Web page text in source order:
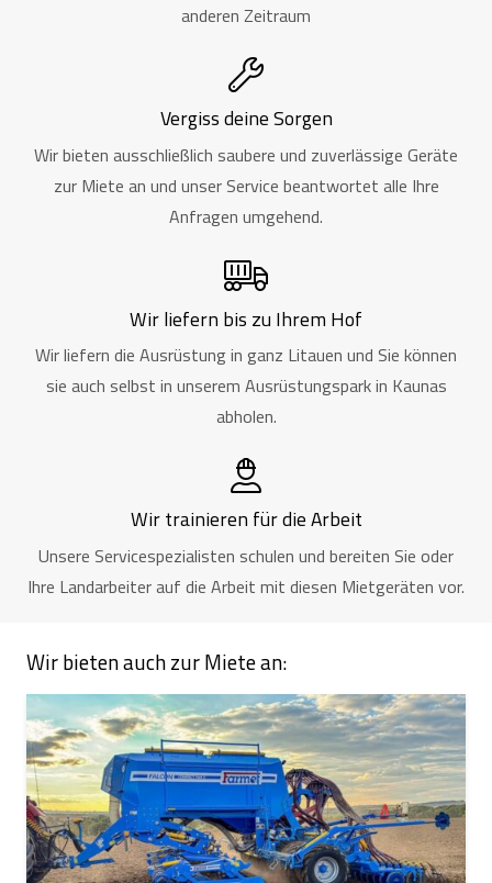
anderen Zeitraum
Vergiss deine Sorgen
Wir bieten ausschließlich saubere und zuverlässige Geräte
zur Miete an und unser Service beantwortet alle Ihre
Anfragen umgehend.
Wir liefern bis zu Ihrem Hof
Wir liefern die Ausrüstung in ganz Litauen und Sie können
sie auch selbst in unserem Ausrüstungspark in Kaunas
abholen.
Wir trainieren für die Arbeit
Unsere Servicespezialisten schulen und bereiten Sie oder
Ihre Landarbeiter auf die Arbeit mit diesen Mietgeräten vor.
Wir bieten auch zur Miete an: